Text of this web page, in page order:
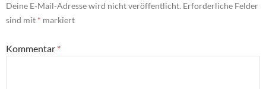
Deine E-Mail-Adresse wird nicht veröffentlicht. Erforderliche Felder
sind mit * markiert
Kommentar *